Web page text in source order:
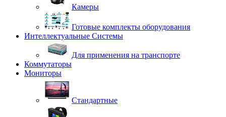
Камеры
Готовые комплекты оборудования
Интеллектуальные Системы
Для применения на транспорте
Коммутаторы
Мониторы
Стандартные